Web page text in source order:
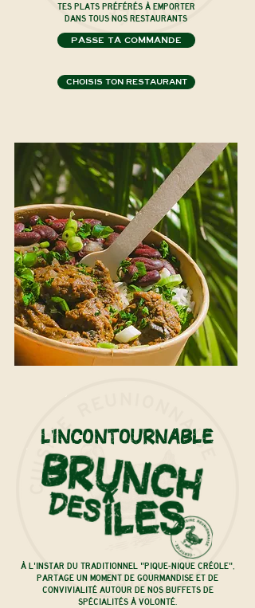
TES PLATS PRÉFÉRÉS À EMPORTER
DANS TOUS NOS RESTAURANTS
PASSE TA COMMANDE
CHOISIS TON RESTAURANT
I
L'INCONTOURNABLE
À L'INSTAR DU TRADITIONNEL "PIQUE-NIQUE CRÉOLE",
PARTAGE UN MOMENT DE GOURMANDISE ET DE
CONVIVIALITÉ AUTOUR DE NOS BUFFETS DE
SPÉCIALITÉS À VOLONTÉ.